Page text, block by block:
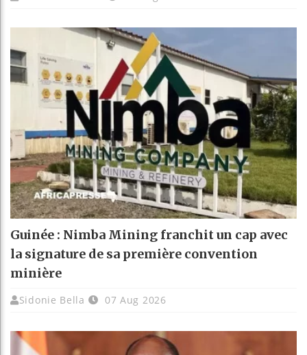
Guinée : Nimba Mining franchit un cap avec
la signature de sa première convention
minière
Sidonie Bella 07 Aug 2026